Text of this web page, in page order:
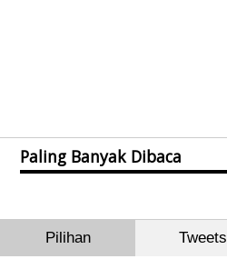
Paling Banyak Dibaca
Pilihan Tweets